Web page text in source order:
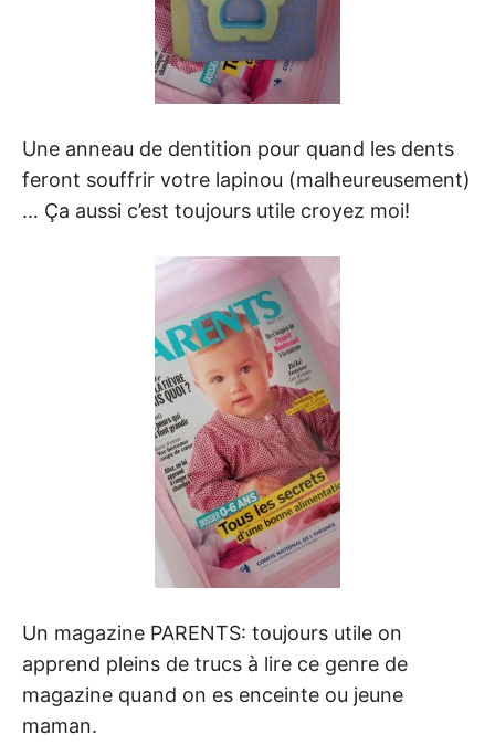
Une anneau de dentition pour quand les dents
feront souffrir votre lapinou (malheureusement)
… Ça aussi c’est toujours utile croyez moi!
Un magazine PARENTS: toujours utile on
apprend pleins de trucs à lire ce genre de
magazine quand on es enceinte ou jeune
maman.